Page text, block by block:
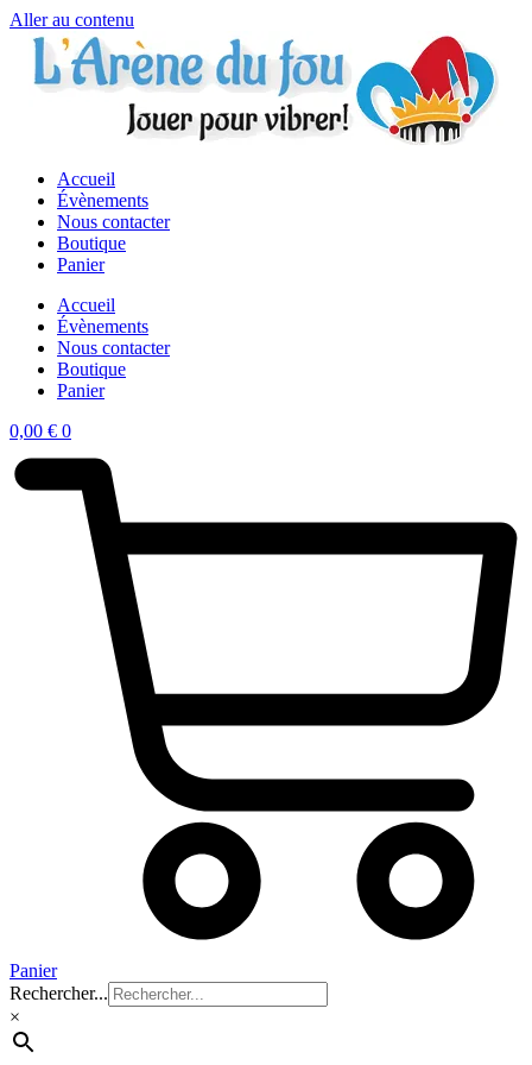
Aller au contenu
Accueil
Évènements
Nous contacter
Boutique
Panier
Accueil
Évènements
Nous contacter
Boutique
Panier
0,00 € 0
Panier
Rechercher...
×